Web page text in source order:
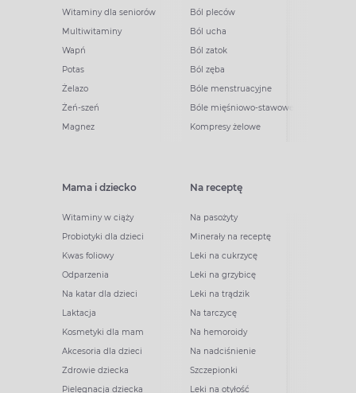
Witaminy dla seniorów
Multiwitaminy
Wapń
Potas
Żelazo
Żeń-szeń
Magnez
Ból pleców
Ból ucha
Ból zatok
Ból zęba
Bóle menstruacyjne
Bóle mięśniowo-stawowe
Kompresy żelowe
Mama i dziecko
Witaminy w ciąży
Probiotyki dla dzieci
Kwas foliowy
Odparzenia
Na katar dla dzieci
Laktacja
Kosmetyki dla mam
Akcesoria dla dzieci
Zdrowie dziecka
Pielęgnacja dziecka
Na receptę
Na pasożyty
Minerały na receptę
Leki na cukrzycę
Leki na grzybicę
Leki na trądzik
Na tarczycę
Na hemoroidy
Na nadciśnienie
Szczepionki
Leki na otyłość